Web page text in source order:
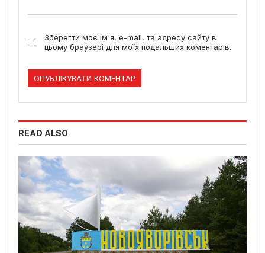
Зберегти моє ім'я, e-mail, та адресу сайту в
цьому браузері для моїх подальших коментарів.
READ ALSO